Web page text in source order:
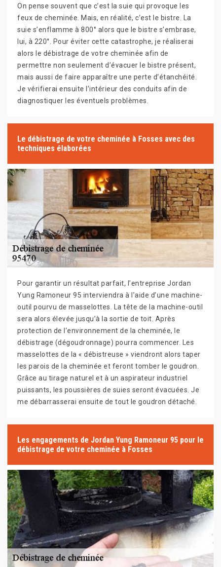
On pense souvent que c’est la suie qui provoque les
feux de cheminée. Mais, en réalité, c’est le bistre. La
suie s’enflamme à 800° alors que le bistre s’embrase,
lui, à 220°. Pour éviter cette catastrophe, je réaliserai
alors le débistrage de votre cheminée afin de
permettre non seulement d’évacuer le bistre présent,
mais aussi de faire apparaître une perte d’étanchéité.
Je vérifierai ensuite l’intérieur des conduits afin de
diagnostiquer les éventuels problèmes.
Le débistrage de votre cheminée à Fosses avec des
techniques élaborées
Pour garantir un résultat parfait, l’entreprise Jordan
Yung Ramoneur 95 interviendra à l’aide d’une machine-
outil pourvu de masselottes. La tête de la machine-outil
sera alors élevée jusqu’à la sortie de toit. Après
protection de l’environnement de la cheminée, le
débistrage (dégoudronnage) pourra commencer. Les
masselottes de la « débistreuse » viendront alors taper
les parois de la cheminée et feront tomber le goudron.
Grâce au tirage naturel et à un aspirateur industriel
puissants, les poussières de suies seront évacuées. Je
me débarrasserai ensuite de tout le goudron détaché.
Les engagements de Jordan Yung Ramoneur 95 pour le
débistrage de votre cheminée à Fosses